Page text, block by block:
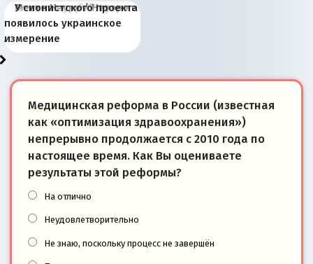
Киевская марионетка
Запада рассказала о
«переобувании» хозяев
В России назрели
перемены: 15 шагов к
суверенной экономике
Миграционный пожар
Европы
Россия начинает
сбрасывать балласт
Анкориджа
Россия зимой 1904
года: первые уступки во
внутренней политике
Русская нация вчера и
сегодня
Почему правый крах в
Варшаве не поможет её
отношениям с Россией?
Место Науру / Науэро в
современной истории
Южной Осетии
У сионистского проекта
появилось украинское
измерение
Медицинская реформа в России (известная
как «оптимизация здравоохранения»)
непрерывно продолжается с 2010 года по
настоящее время. Как Вы оцениваете
результаты этой реформы?
На отлично
Неудовлетворительно
Не знаю, поскольку процесс не завершён